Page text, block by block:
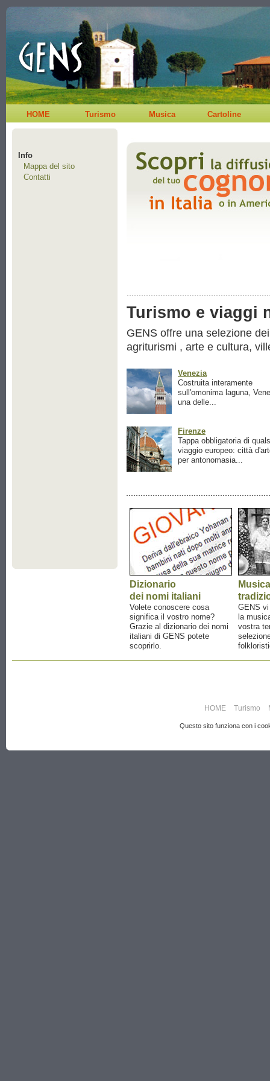
HOME Turismo Musica Cartoline
Info
Mappa del sito
Contatti
Turismo e viaggi
GENS offre una selezione
agriturismi , arte e cultura,
Venezia
Costruita interamente
sull'omonima laguna,
una delle...
Firenze
Tappa obbligatoria di
viaggio europeo: città
per antonomasia...
Dizionario
dei nomi italiani
Volete conoscere cosa
significa il vostro nome?
Grazie al dizionario dei nomi
italiani di GENS potete
scoprirlo.
Musica
GENS
la
vostra
HOME Turismo
Questo sito funziona con i